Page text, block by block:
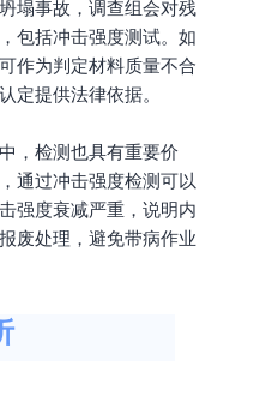
塌事故，调查组会对残
包括冲击强度测试。如
作为判定材料质量不合
定提供法律依据。
，检测也具有重要价
通过冲击强度检测可以
强度衰减严重，说明内
废处理，避免带病作业